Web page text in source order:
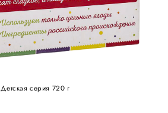
Детская серия 720 г